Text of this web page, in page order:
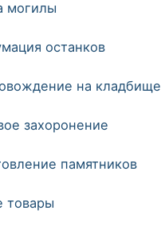
могилы
останков
на кладбище
захоронение
памятников
товары